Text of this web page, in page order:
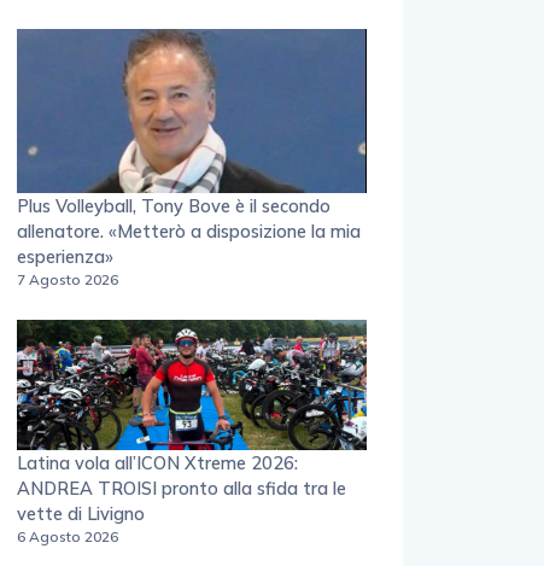
Plus Volleyball, Tony Bove è il secondo
allenatore. «Metterò a disposizione la mia
esperienza»
7 Agosto 2026
Latina vola all’ICON Xtreme 2026:
ANDREA TROISI pronto alla sfida tra le
vette di Livigno
6 Agosto 2026